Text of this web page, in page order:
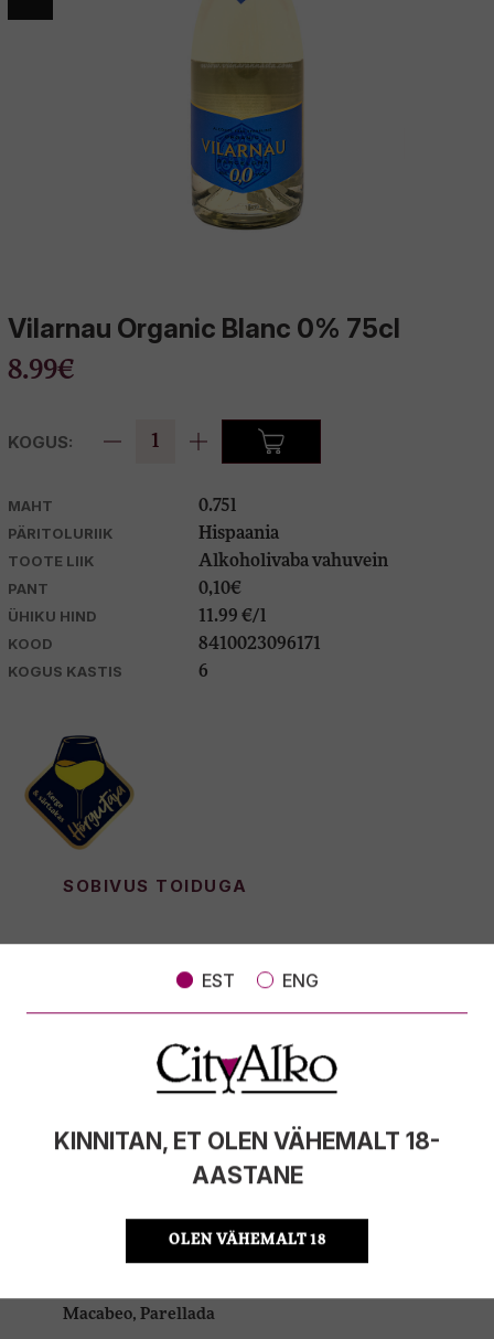
EST ENG
KINNITAN, ET OLEN VÄHEMALT 18-
AASTANE
OLEN VÄHEMALT 18
Whisky Show
Vilarnau Organic Blanc 0% 75cl
8.99€
KOGUS:
MAHT
0.75l
PÄRITOLURIIK
Hispaania
TOOTE LIIK
Alkoholivaba vahuvein
PANT
0,10€
ÜHIKU HIND
11.99 €/l
KOOD
8410023096171
KOGUS KASTIS
6
SOBIVUS TOIDUGA
VEINIMAJAD
Vilarnau orgaanilised cavad tulevad väikesest, kuid
moodsa tehnoloogiaga keskkonnale rõhuvast
veinimajast, mis asub Monserrati mägede ning
Vahemere vahel ja on tugevalt mõjutatud lähedal
asuva Barcelona modernsest, elavast ja
kosmpoliitsest hõngust. Nende põhimõte on teha
hoolikalt valmistatud käsitöö (artisanal) cavat,
ning jätkusuutlikkusel.
Macabeo, Parellada